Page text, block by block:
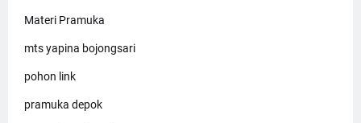
Materi Pramuka
mts yapina bojongsari
pohon link
pramuka depok